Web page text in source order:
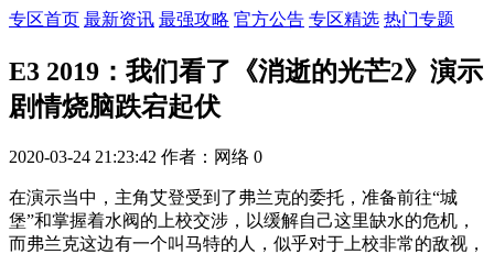
专区首页 最新资讯 最强攻略 官方公告 专区精选 热门专题
E3 2019：我们看了《消逝的光芒2》演示
剧情烧脑跌宕起伏
2020-03-24 21:23:42 作者：网络 0
在演示当中，主角艾登受到了弗兰克的委托，准备前往“城
堡”和掌握着水阀的上校交涉，以缓解自己这里缺水的危机，
而弗兰克这边有一个叫马特的人，似乎对于上校非常的敌视，